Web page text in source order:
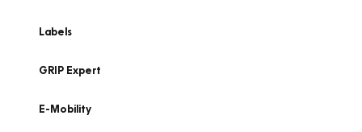
Labels
GRIP Expert
E-Mobility